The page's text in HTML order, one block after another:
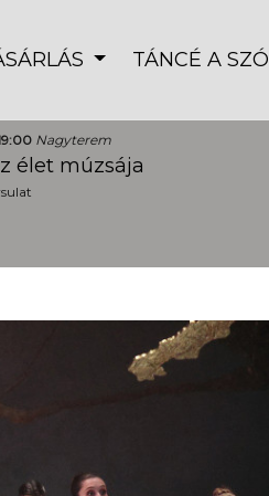
TÁNCÉ A SZÓ
Nagyterem
élet múzsája